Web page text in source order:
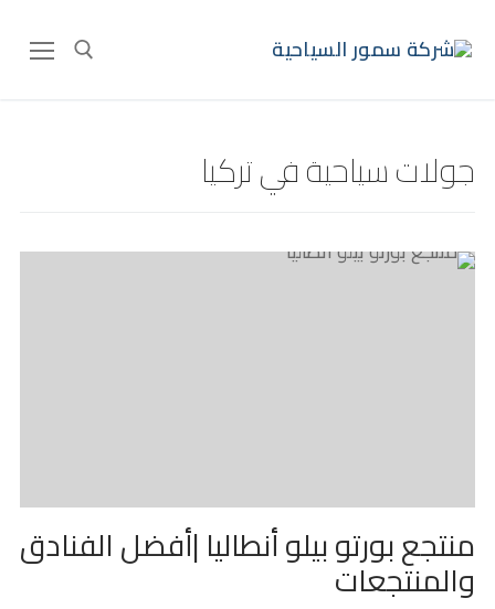
جولات سياحية في تركيا
منتجع بورتو بيلو أنطاليا |أفضل الفنادق
والمنتجعات